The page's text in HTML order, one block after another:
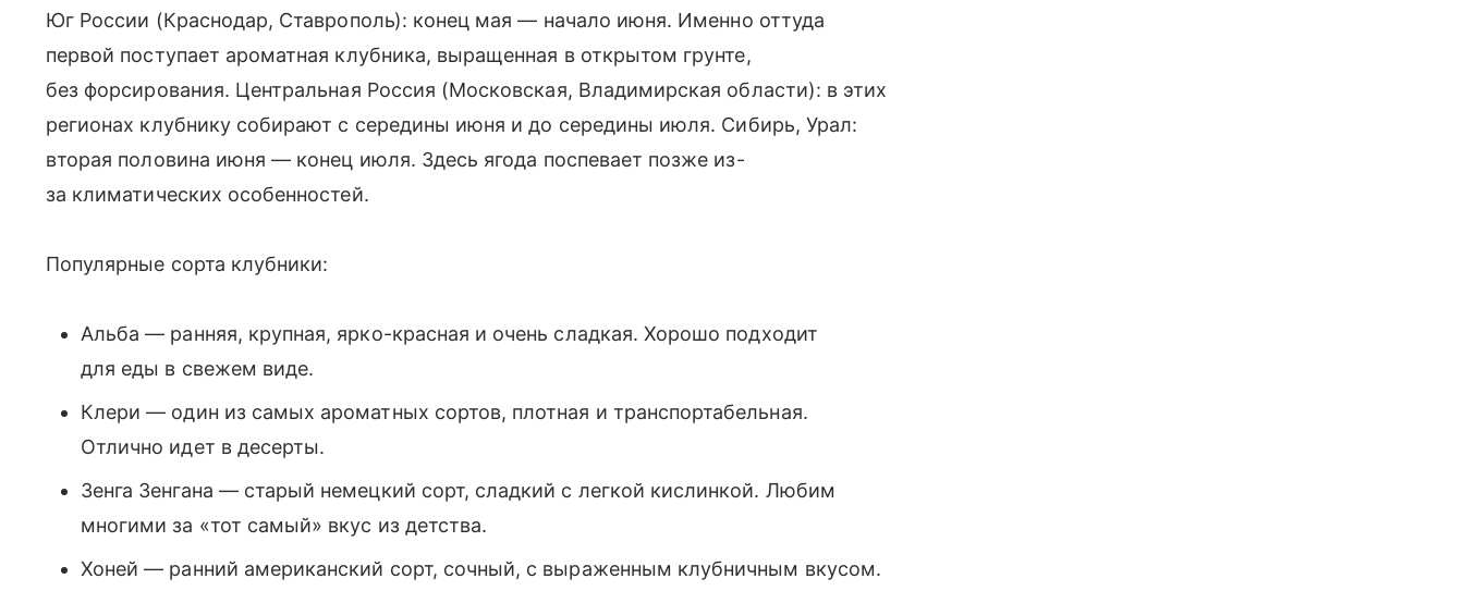
Юг России (Краснодар, Ставрополь): конец мая — начало июня. Именно оттуда
первой поступает ароматная клубника, выращенная в открытом грунте,
без форсирования. Центральная Россия (Московская, Владимирская области): в этих
регионах клубнику собирают с середины июня и до середины июля. Сибирь, Урал:
вторая половина июня — конец июля. Здесь ягода поспевает позже из-
за климатических особенностей.
Популярные сорта клубники:
Альба — ранняя, крупная, ярко-красная и очень сладкая. Хорошо подходит
для еды в свежем виде.
Клери — один из самых ароматных сортов, плотная и транспортабельная.
Отлично идет в десерты.
Зенга Зенгана — старый немецкий сорт, сладкий с легкой кислинкой. Любим
многими за «тот самый» вкус из детства.
Хоней — ранний американский сорт, сочный, с выраженным клубничным вкусом.